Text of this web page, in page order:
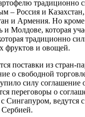
традиционно
– Россия и
и Армения. Но
и Молдове, которая
традиционно
фруктов и овощей.
поставки из стран-
о свободной
силу соглашение
переговоры о
Сингапуром, ведутся